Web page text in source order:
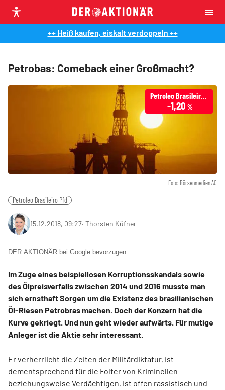
++ Heiß kaufen, eiskalt verdoppeln ++
Petrobas: Comeback einer Großmacht?
Foto: Börsenmedien AG
Petroleo Brasileiro Pfd
-1,20 %
Petroleo Brasileiro Pfd
15.12.2018, 09:27‧ Thorsten Küfner
DER AKTIONÄR bei Google bevorzugen
Im Zuge eines beispiellosen Korruptionsskandals sowie
des Ölpreisverfalls zwischen 2014 und 2016 musste man
sich ernsthaft Sorgen um die Existenz des brasilianischen
Öl-Riesen Petrobras machen. Doch der Konzern hat die
Kurve gekriegt. Und nun geht wieder aufwärts. Für mutige
Anleger ist die Aktie sehr interessant.
Er verherrlicht die Zeiten der Militärdiktatur, ist
dementsprechend für die Folter von Kriminellen
beziehungsweise Verdächtigen, ist offen rassistisch und